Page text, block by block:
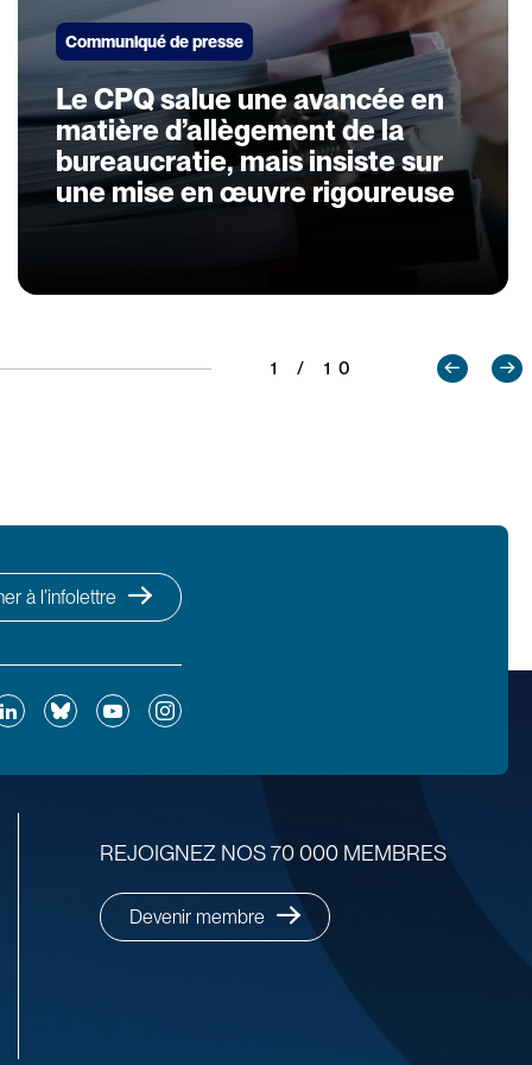
Communiqué de presse
Le CPQ salue une avancée en
matière d’allègement de la
bureaucratie, mais insiste sur
une mise en œuvre rigoureuse
1 / 10
à l’infolettre
BlueskyYouTubeInstagram
REJOIGNEZ NOS 70 000 MEMBRES
Devenir membre